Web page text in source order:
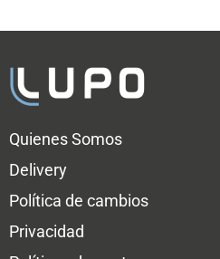
Quienes Somos
Delivery
Política de cambios
Privacidad